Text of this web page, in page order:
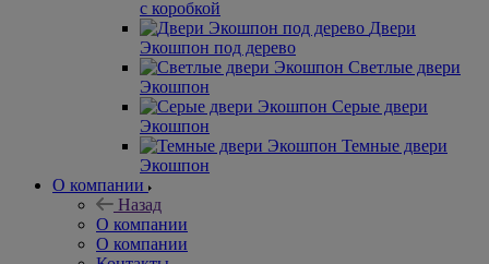
с коробкой
Двери
Экошпон под дерево
Светлые двери
Экошпон
Серые двери
Экошпон
Темные двери
Экошпон
О компании
Назад
О компании
О компании